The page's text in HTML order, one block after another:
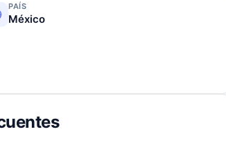
PAÍS
México